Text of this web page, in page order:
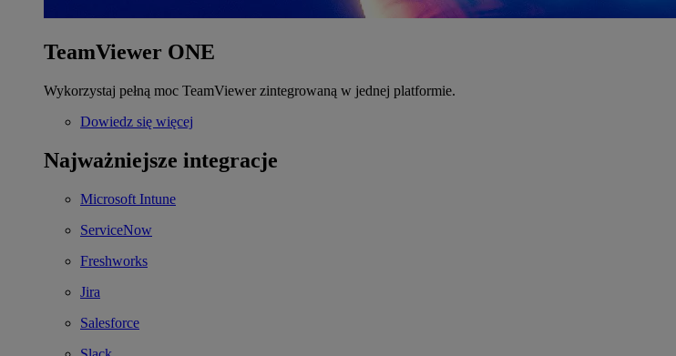
TeamViewer ONE
Wykorzystaj pełną moc TeamViewer zintegrowaną w jednej platformie.
Dowiedz się więcej
Najważniejsze integracje
Microsoft Intune
ServiceNow
Freshworks
Jira
Salesforce